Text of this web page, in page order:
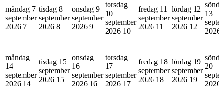
måndag 7
september
2026 7
tisdag 8
september
2026 8
onsdag 9
september
2026 9
torsdag
10
september
2026 10
fredag 11
september
2026 11
lördag 12
september
2026 12
13
måndag
14
september
2026 14
tisdag 15
september
2026 15
onsdag
16
september
2026 16
torsdag
17
september
2026 17
fredag 18
september
2026 18
lördag 19
september
2026 19
20